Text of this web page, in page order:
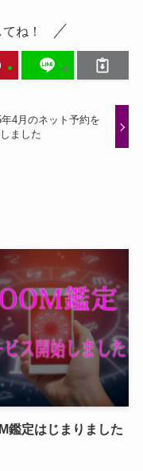
ね！
年4月のネット予約を
ました
鑑定はじまりました